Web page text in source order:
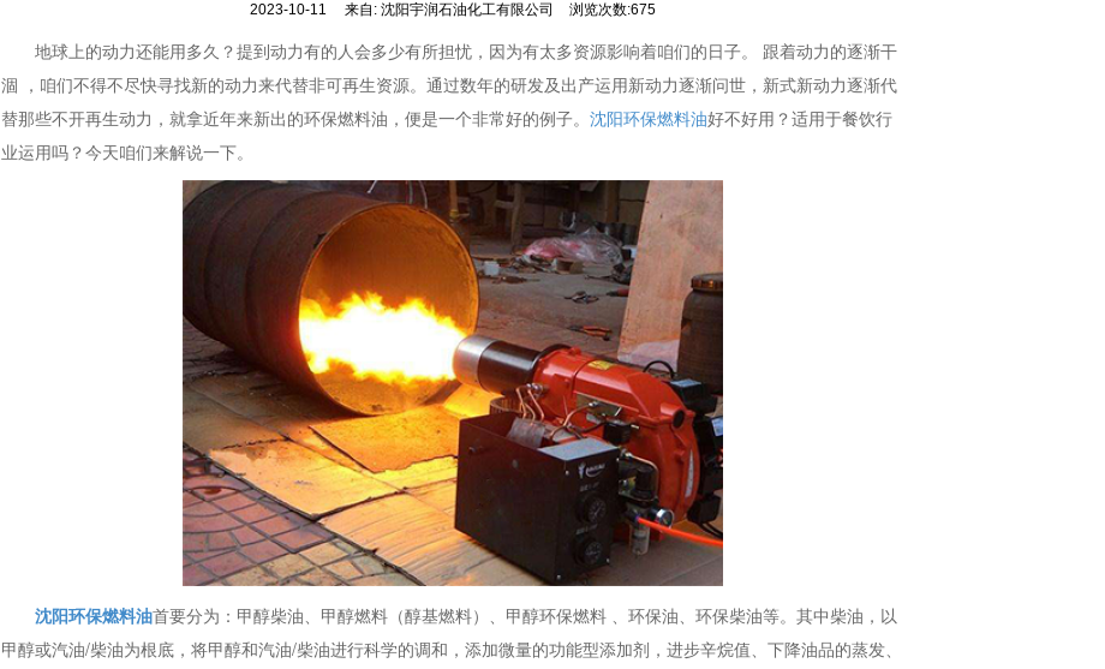
2023-10-11 来自: 沈阳宇润石油化工有限公司 浏览次数:675
地球上的动力还能用多久？提到动力有的人会多少有所担忧，因为有太多资源影响着咱们的日子。 跟着动力的逐渐干
涸 ，咱们不得不尽快寻找新的动力来代替非可再生资源。通过数年的研发及出产运用新动力逐渐问世，新式新动力逐渐代
替那些不开再生动力，就拿近年来新出的环保燃料油，便是一个非常好的例子。 沈阳环保燃料油好不好用？适用于餐饮行
业运用吗？今天咱们来解说一下。
沈阳环保燃料油首要分为：甲醇柴油、甲醇燃料（醇基燃料）、甲醇环保燃料 、环保油、环保柴油等。其中柴油，以
甲醇或汽油/柴油为根底，将甲醇和汽油/柴油进行科学的调和，添加微量的功能型添加剂，进步辛烷值、下降油品的蒸发、